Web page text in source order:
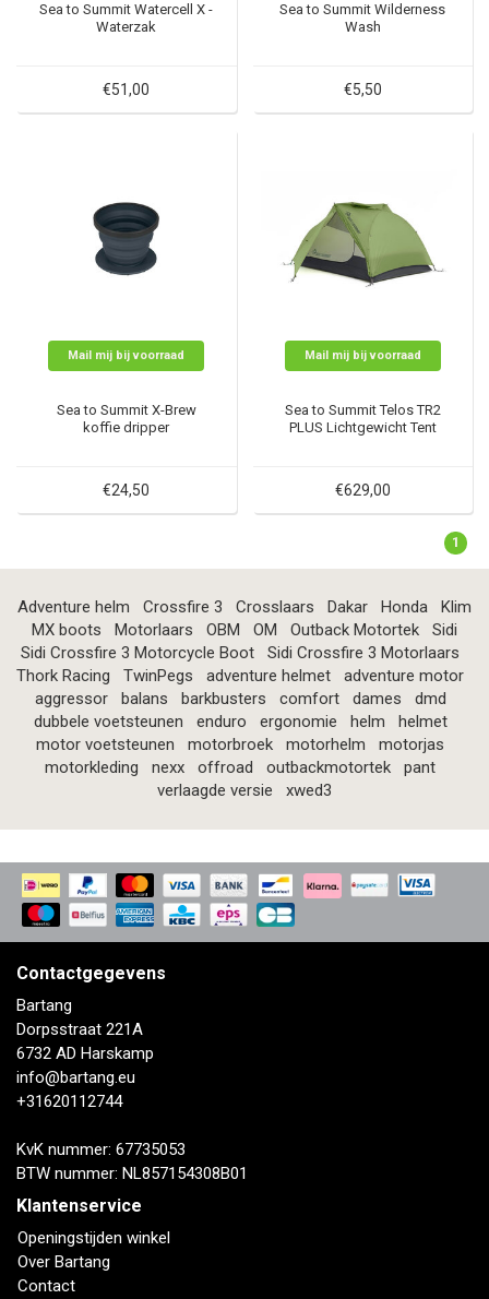
Sea to Summit Watercell X -
Waterzak
€51,00
Sea to Summit Wilderness
Wash
€5,50
Mail mij bij voorraad
Sea to Summit X-Brew
koffie dripper
€24,50
Mail mij bij voorraad
Sea to Summit Telos TR2
PLUS Lichtgewicht Tent
€629,00
1
Adventure helm Crossfire 3 Crosslaars Dakar Honda
Klim
MX boots
Motorlaars OBM OM Outback Motortek
Sidi
Sidi Crossfire 3 Motorcycle Boot
Sidi Crossfire 3 Motorlaars
Thork Racing
TwinPegs adventure helmet
adventure motor
aggressor
balans barkbusters comfort dames
dmd
dubbele voetsteunen
enduro ergonomie helm
helmet
motor voetsteunen
motorbroek motorhelm
motorjas
motorkleding
nexx offroad outbackmotortek
pant
verlaagde versie
xwed3
Contactgegevens
Bartang
Dorpsstraat 221A
6732 AD Harskamp
info@bartang.eu
+31620112744
KvK nummer: 67735053
BTW nummer: NL857154308B01
Klantenservice
Openingstijden winkel
Over Bartang
Contact